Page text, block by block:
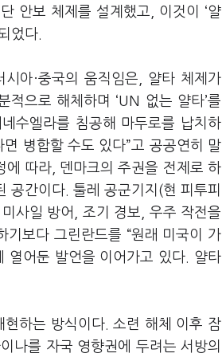
안보 체제를 설계했고, 이것이 ‘얄
었다.
아·중국의 움직임은, 얄타 체제가
으로 해체하며 ‘UN 없는 얄타’를
수엘라를 침공해 마두로를 납치하
병합할 수도 있다”고 공공연히 말
따라, 덴마크의 주권을 전제로 하
공간이다. 툴레 공군기지(현 피투피
사일 방어, 조기 경보, 우주 작전을
기보다 그린란드를 “원래 미국이 가
열어둔 발언을 이어가고 있다. 얄타
하는 방식이다. 소련 해체 이후 잠
나를 자국 영향권에 두려는 서방의